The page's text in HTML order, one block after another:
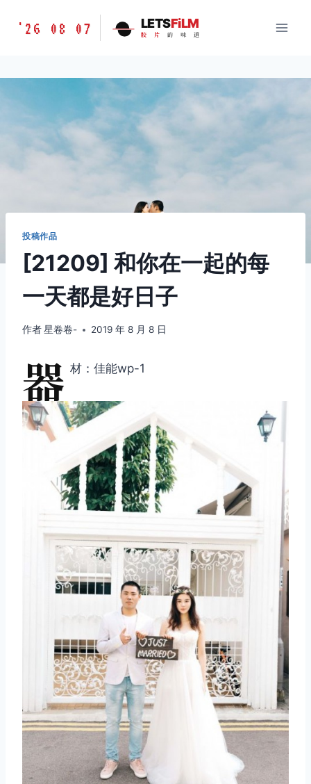
胶
味
LETSFILM
'26 08 07 LETSFiLM
胶 片 的 味 道
投稿作品
[21209] 和你在一起的每
一天都是好日子
作者星卷卷- 2019 年 8 月 8 日
器 材：佳能wp-1